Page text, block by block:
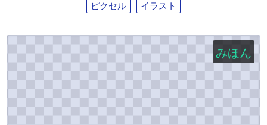
ピクセル イラスト
みほん